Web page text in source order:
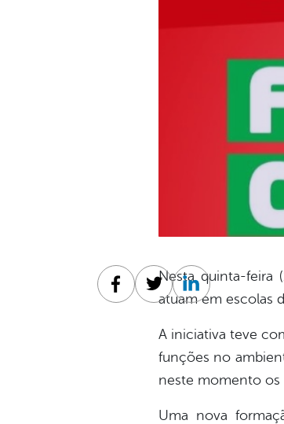
Nesta quinta-feira
atuam em escolas
A iniciativa teve
funções no
neste momento os
Uma nova
Facebook
TwitterLinkedin